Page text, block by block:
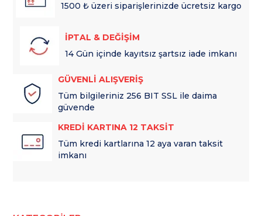
1500 ₺ üzeri siparişlerinizde ücretsiz kargo
İPTAL & DEĞİŞİM
14 Gün içinde kayıtsız şartsız iade imkanı
GÜVENLİ ALIŞVERİŞ
Tüm bilgileriniz 256 BIT SSL ile daima
güvende
KREDİ KARTINA 12 TAKSİT
Tüm kredi kartlarına 12 aya varan taksit
imkanı